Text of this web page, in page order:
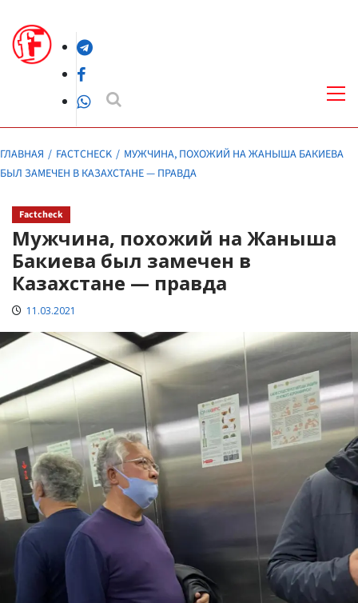
содержимомуTelegram
Facebook
WhatsApp
ГЛАВНАЯ FACTCHECK
МУЖЧИНА, ПОХОЖИЙ НА ЖАНЫША БАКИЕВА
БЫЛ ЗАМЕЧЕН В КАЗАХСТАНЕ — ПРАВДА
Factcheck
Мужчина, похожий на Жаныша
Бакиева был замечен в
Казахстане — правда
11.03.2021